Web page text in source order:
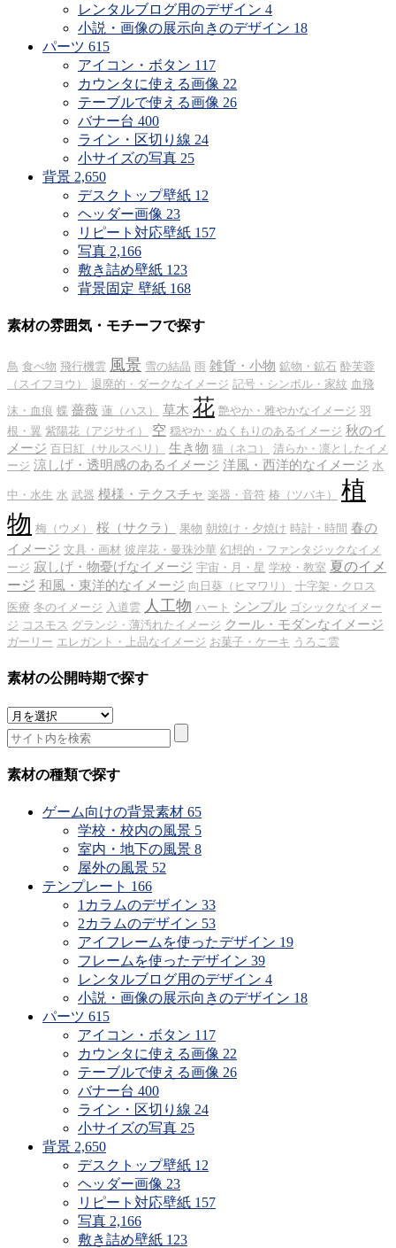
レンタルブログ用のデザイン 4
小説・画像の展示向きのデザイン 18
パーツ 615
アイコン・ボタン 117
カウンタに使える画像 22
テーブルで使える画像 26
バナー台 400
ライン・区切り線 24
小サイズの写真 25
背景 2,650
デスクトップ壁紙 12
ヘッダー画像 23
リピート対応壁紙 157
写真 2,166
敷き詰め壁紙 123
背景固定 壁紙 168
素材の雰囲気・モチーフで探す
鳥 食べ物 飛行機雲 風景 雪の結晶 雨 雑貨・小物 鉱物・鉱石 酔芙蓉
（スイフヨウ）
退廃的・ダークなイメージ 記号・シンボル・家紋 血飛
沫・血痕 蝶 薔薇 蓮（ハス） 草木 花 艶やか・雅やかなイメージ 羽
根・翼 紫陽花（アジサイ） 空 穏やか・ぬくもりのあるイメージ 秋のイ
メージ 百日紅（サルスベリ） 生き物 猫（ネコ）
清らか・凛としたイメ
ージ 涼しげ・透明感のあるイメージ 洋風・西洋的なイメージ 水
中・水生 水 武器 模様・テクスチャ 楽器・音符 椿（ツバキ）
植
物 梅（ウメ） 桜（サクラ） 果物 朝焼け・夕焼け 時計・時間 春の
イメージ 文具・画材 彼岸花・曼珠沙華 幻想的・ファンタジックなイメ
ージ 寂しげ・物憂げなイメージ 宇宙・月・星 学校・教室 夏のイメ
ージ 和風・東洋的なイメージ 向日葵（ヒマワリ）
十字架・クロス
医療 冬のイメージ 入道雲 人工物 ハート シンプル ゴシックなイメー
ジ コスモス グランジ・薄汚れたイメージ クール・モダンなイメージ
ガーリー エレガント・上品なイメージ お菓子・ケーキ うろこ雲
素材の公開時期で探す
素
材
の
公
素材の種類で探す
ゲーム向けの背景素材 65
学校・校内の風景 5
室内・地下の風景 8
屋外の風景 52
テンプレート 166
1カラムのデザイン 33
2カラムのデザイン 53
アイフレームを使ったデザイン 19
フレームを使ったデザイン 39
レンタルブログ用のデザイン 4
小説・画像の展示向きのデザイン 18
パーツ 615
アイコン・ボタン 117
カウンタに使える画像 22
テーブルで使える画像 26
バナー台 400
ライン・区切り線 24
小サイズの写真 25
背景 2,650
デスクトップ壁紙 12
ヘッダー画像 23
リピート対応壁紙 157
写真 2,166
敷き詰め壁紙 123